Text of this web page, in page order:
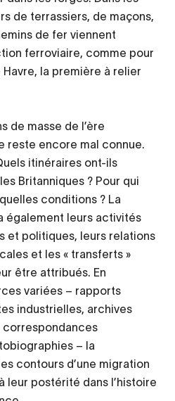
de terrassiers, de maçons,
de fer viennent
ferroviaire, comme pour
Havre, la première à relier
de masse de l’ère
reste encore mal connue.
itinéraires ont-ils
Britanniques ? Pour qui
conditions ? La
également leurs activités
et politiques, leurs relations
et les « transferts »
être attribués. En
variées – rapports
industrielles, archives
correspondances
– la
contours d’une migration
leur postérité dans l’histoire